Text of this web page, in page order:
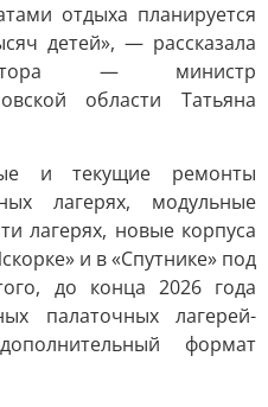
отдыха планируется
детей», — рассказала
— министр
области Татьяна
и текущие ремонты
лагерях, модульные
лагерях, новые корпуса
и в «Спутнике» под
до конца 2026 года
палаточных лагерей-
формат